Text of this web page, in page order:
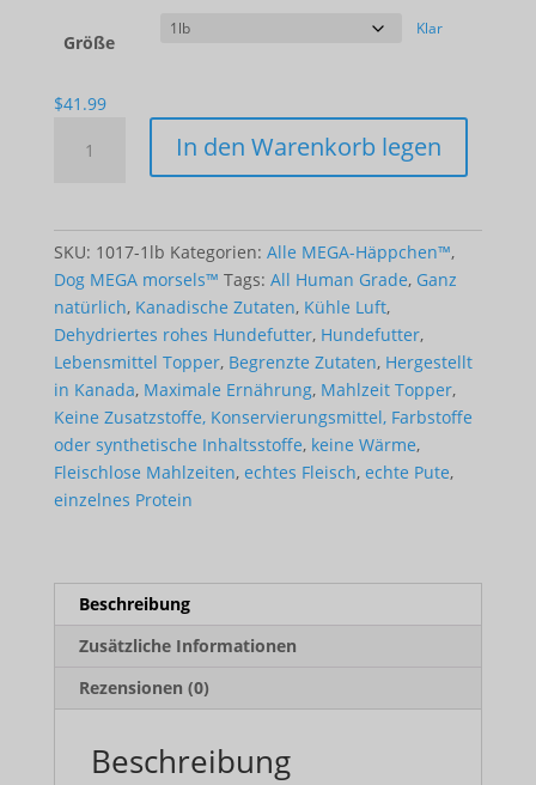
Größe
Klar
$41.99
Morsels™
Menge
In den Warenkorb legen
SKU: 1017-1lb Kategorien: Alle MEGA-Häppchen™,
Dog MEGA morsels™ Tags: All Human Grade, Ganz
natürlich, Kanadische Zutaten, Kühle Luft,
Dehydriertes rohes Hundefutter, Hundefutter,
Lebensmittel Topper, Begrenzte Zutaten, Hergestellt
in Kanada, Maximale Ernährung, Mahlzeit Topper,
Keine Zusatzstoffe, Konservierungsmittel, Farbstoffe
oder synthetische Inhaltsstoffe, keine Wärme,
Fleischlose Mahlzeiten, echtes Fleisch, echte Pute,
einzelnes Protein
Beschreibung
Zusätzliche Informationen
Rezensionen (0)
Beschreibung